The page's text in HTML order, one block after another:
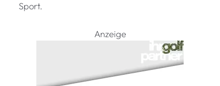
Sport.
Anzeige